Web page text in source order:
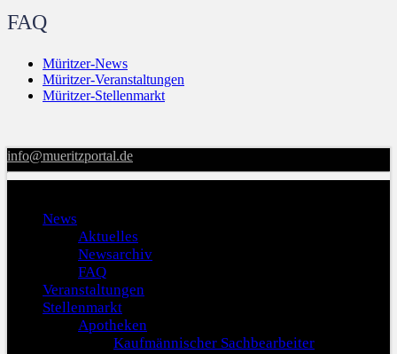
FAQ
Müritzer-News
Müritzer-Veranstaltungen
Müritzer-Stellenmarkt
info@mueritzportal.de
News
Aktuelles
Newsarchiv
FAQ
Veranstaltungen
Stellenmarkt
Apotheken
Kaufmännischer Sachbearbeiter